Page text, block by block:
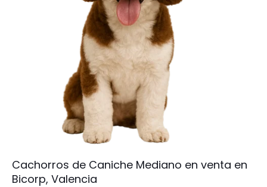
Cachorros de Caniche Mediano en venta en
Bicorp, Valencia